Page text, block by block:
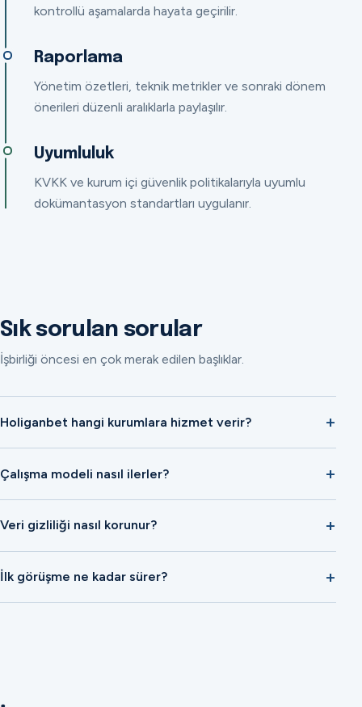
kontrollü aşamalarda hayata geçirilir.
Raporlama
Yönetim özetleri, teknik metrikler ve sonraki dönem
önerileri düzenli aralıklarla paylaşılır.
Uyumluluk
KVKK ve kurum içi güvenlik politikalarıyla uyumlu
dokümantasyon standartları uygulanır.
Sık sorulan sorular
İşbirliği öncesi en çok merak edilen başlıklar.
Holiganbet hangi kurumlara hizmet verir?
Çalışma modeli nasıl ilerler?
Veri gizliliği nasıl korunur?
İlk görüşme ne kadar sürer?